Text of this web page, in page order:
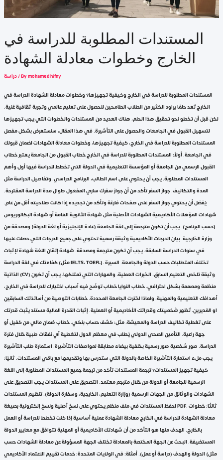
المستندات المطلوبة للدراسة في
الخارج وخطوات معادلة الشهادة
دراسة/ Bymohamed hifny
المستندات المطلوبة للدراسة في الخارج وكيفية تجهيزها؟ وخطوات معادلة الشهادة الدراسة في
الخارج تُعد حلمًا يراود الكثير من الطلاب الطامحين للحصول على تعليم عالمي وتجربة ثقافية غنية.
لكن قبل أن تخطو نحو تحقيق هذا الحلم، هناك العديد من المستندات والخطوات التي يجب تجهيزها
لتسهيل القبول في الجامعات والحصول على التأشيرة. في هذا المقال، سنستعرض بشكل مفصل
المستندات المطلوبة للدراسة في الخارج، كيفية تجهيزها، وخطوات معادلة الشهادات لضمان قبولك
في الجامعة. أولاً: المستندات المطلوبة للدراسة في الخارج خطاب القبول من الجامعة يعتبر خطاب
القبول الرسمي من الجامعة أو المؤسسة التعليمية في الدولة التي تخطط للدراسة فيها أول وأهم
المستندات المطلوبة. يجب أن يحتوي على اسم الطالب، البرنامج الدراسي، وتفاصيل الدراسة مثل
المدة والتكاليف. جواز السفر تأكد من أن جواز سفرك ساري المفعول طوال مدة الدراسة المقترحة.
يُفضل أن يحتوي جواز السفر على صفحات فارغة وتأكّد من تجديده إذا كانت صلاحيته أقل من عام.
شهادات المؤهلات الأكاديمية الشهادات الأصلية مثل شهادة الثانوية العامة أو شهادة البكالوريوس
(حسب البرنامج). يجب أن تكون مترجمة إلى لغة الجامعة (عادة الإنجليزية أو لغة الدولة) ومصدقة من
وزارة الخارجية. بيان الدرجات الأكاديمية وثيقة رسمية تحتوي على جميع الدرجات التي حصلت عليها
في سنوات الدراسة السابقة. يجب أن تكون مترجمة ومصدقة. شهادة إتقان اللغة شهادة لإثبات
كفاءتك في لغة الدراسة (مثل IELTS، TOEFL). تختلف المتطلبات حسب الدولة والجامعة. السيرة
الذاتية (CV) وثيقة تلخص التعليم السابق، الخبرات العملية، والمهارات التي تمتلكها. يجب أن تكون
منظمة ومصممة بشكل احترافي. خطاب النوايا خطاب توضّح فيه أسباب اختيارك للدراسة في الخارج،
أهدافك التعليمية والمهنية، ولماذا اخترت الجامعة المحددة. خطابات التوصية من أساتذتك السابقين
او المُديرين. تُظهر شخصيتك وقدراتك الأكاديمية أو العملية. إثبات القدرة المالية مستند يثبت قدرتك
على تغطية تكاليف الدراسة والمعيشة، مثل: كشف حساب بنكي. خطاب ضمان مالي من كفيل أو
جهة راعية. التأمين الصحي الدولي يُطلب في معظم الدول لتغطية أي نفقات طبية خلال فترة
الدراسة. صور شخصية صور رسمية بخلفية بيضاء مطابقة لمواصفات التأشيرة. استمارة طلب التأشيرة
يجب ملء استمارة التأشيرة الخاصة بالدولة التي ستدرس بها وتقديمها مع باقي المستندات. ثانيًا:
كيفية تجهيز المستندات؟ ترجمة المستندات تأكد من ترجمة جميع المستندات المطلوبة إلى اللغة
الرسمية للجامعة أو الدولة من خلال مترجم معتمد. التصديق على المستندات يجب التصديق على
الشهادات والوثائق من الجهات الرسمية (وزارة التعليم، الخارجية، وسفارة الدولة). تنظيم المستندات
احفظ المستندات في ملف منظم يحتوي على نسخ أصلية ونسخ إلكترونية بصيغة PDF. ثالثًا: خطوات
معادلة الشهادة للدراسة في الخارج معادلة الشهادة عملية أساسية إذا كنت تخطط للدراسة أو العمل
بالخارج. الهدف منها هو التأكد من أن شهادتك الأكاديمية أو المهنية تتوافق مع معايير الدولة
المستضيفة. البحث عن الجهة المختصة بالمعادلة تختلف الجهة المسؤولة عن معادلة الشهادات حسب
الدولة والهدف (دراسة أو عمل). أمثلة: في الولايات المتحدة: خدمات تقييم الاعتماد الأكاديمي (مثل